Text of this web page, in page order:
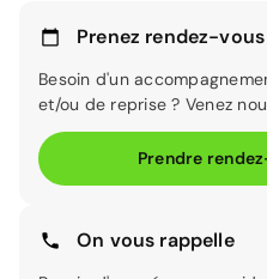
Prenez rendez-vous
Besoin d'un
et/ou de reprise ? Venez
Prendre
On vous rappelle